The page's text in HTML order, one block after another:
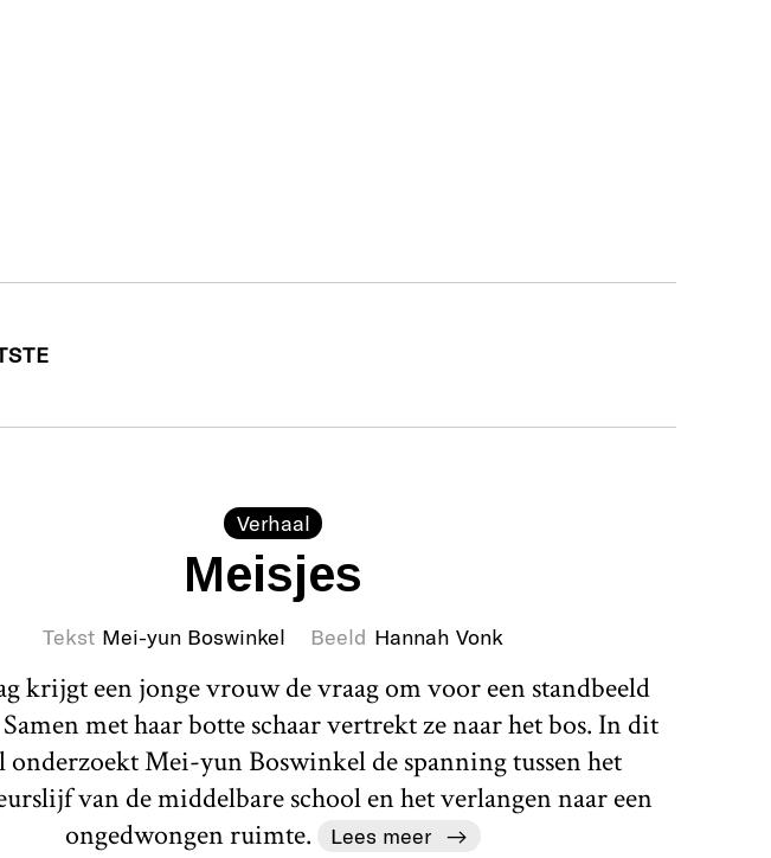
Verhaal
Meisjes
Tekst Mei-yun Boswinkel Beeld Hannah Vonk
krijgt een jonge vrouw de vraag om voor een standbeeld
met haar botte schaar vertrekt ze naar het bos. In dit
onderzoekt Mei-yun Boswinkel de spanning tussen het
van de middelbare school en het verlangen naar een
ongedwongen ruimte.
Lees meer